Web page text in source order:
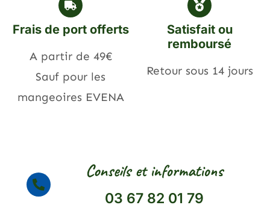
Frais de port offerts
A partir de 49€
Sauf pour les
mangeoires EVENA
Satisfait ou
remboursé
Retour sous 14 jours
Conseils et informations
03 67 82 01 79